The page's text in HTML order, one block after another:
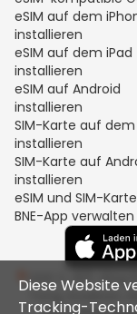
eSIM auf dem
installieren
eSIM auf dem iPad
installieren
eSIM auf Android
installieren
SIM-Karte auf dem
installieren
SIM-Karte auf
installieren
eSIM und SIM-
BNE-App verwalten
Unit C, 8/F, King
Tong, Kowloon,
Diese Website
Tracking-